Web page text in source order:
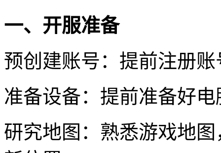
一、开服准备
预创建账号：提前注册
准备设备：提前准备好
研究地图：熟悉游戏地